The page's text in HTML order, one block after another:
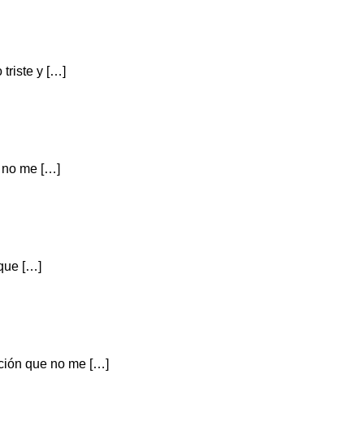
triste y […]
no me […]
[…]
que no me […]